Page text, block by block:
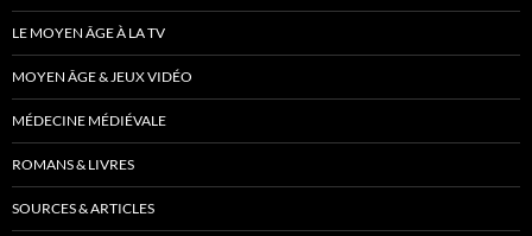
LE MOYEN ÂGE À LA TV
MOYEN ÂGE & JEUX VIDÉO
MÉDECINE MÉDIÉVALE
ROMANS & LIVRES
SOURCES & ARTICLES